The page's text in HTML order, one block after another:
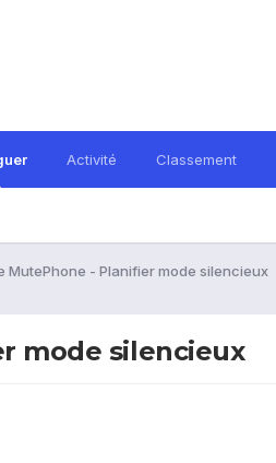
Activité Classement
MutePhone - Planifier mode silencieux
mode silencieux